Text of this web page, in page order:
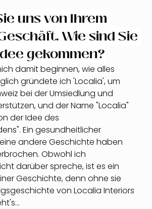
uns von Ihrem
Wie sind Sie
gekommen?
damit beginnen, wie alles
gründete ich 'Localia', um
bei der Umsiedlung und
und der Name "Localia"
der Idee des
Ein gesundheitlicher
andere Geschichte haben
Obwohl ich
darüber spreche, ist es ein
Geschichte, denn ohne sie
von Localia Interiors